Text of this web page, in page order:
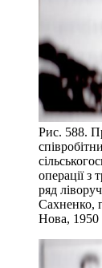
Рис. 588.
операції з
ряд
Сахненко,
Нова, 1950